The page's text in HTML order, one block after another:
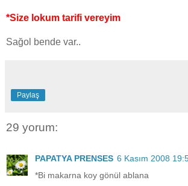
*Size lokum tarifi vereyim
Sağol bende var..
Paylaş
29 yorum:
PAPATYA PRENSES 6 Kasım 2008
*Bi makarna koy gönül ablana